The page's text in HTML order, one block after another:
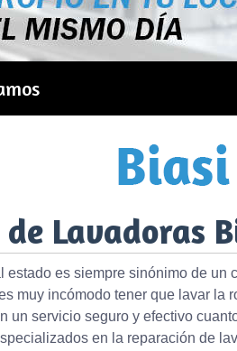
de Lavadoras
estado es siempre sinónimo de un
muy incómodo tener que lavar la
un servicio seguro y efectivo
en la reparación de